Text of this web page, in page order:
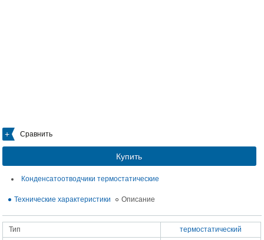
Сравнить
Купить
Конденсатоотводчики термостатические
Технические характеристики Описание
Тип термостатический